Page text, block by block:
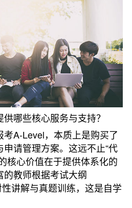
哪些核心服务与支持？
A-Level，本质上是购买了
请管理方案。这远不止“代
核心价值在于提供体系化的
教师根据考试大纲
性讲解与真题训练，这是自学